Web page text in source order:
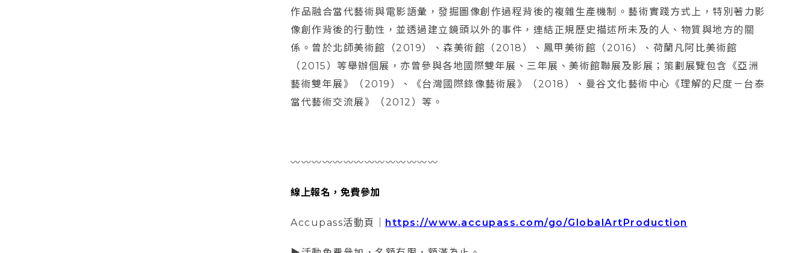
作品融合當代藝術與電影語彙，發掘圖像創作過程背後的複雜生產機制。藝術實踐方式上，特別著力影
像創作背後的行動性，並透過建立鏡頭以外的事件，連結正規歷史描述所未及的人、物質與地方的關
係。曾於北師美術館（2019）、森美術館（2018）、鳳甲美術館（2016）、荷蘭凡阿比美術館
（2015）等舉辦個展，亦曾參與各地國際雙年展、三年展、美術館聯展及影展；策劃展覽包含《亞洲
藝術雙年展》（2019）、《台灣國際錄像藝術展》（2018）、曼谷文化藝術中心《理解的尺度－台泰
當代藝術交流展》（2012）等。
〰️〰️〰️〰️〰️〰️〰️〰️〰️〰️〰️〰️〰️〰️
線上報名，免費參加
Accupass活動頁｜ https://www.accupass.com/go/GlobalArtProduction